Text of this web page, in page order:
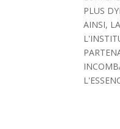
PLUS
AINSI,